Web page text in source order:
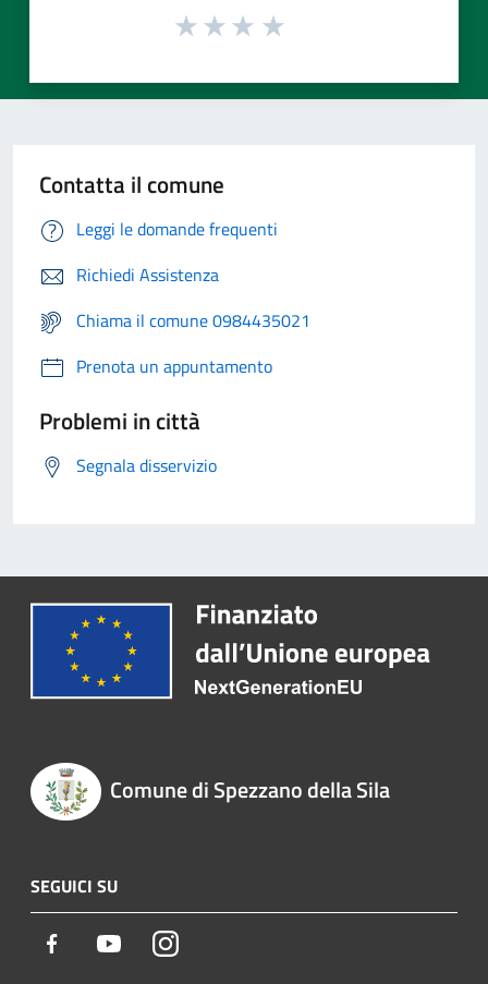
Contatta il comune
Leggi le domande frequenti
Richiedi Assistenza
Chiama il comune 0984435021
Prenota un appuntamento
Problemi in città
Segnala disservizio
Comune di Spezzano della Sila
SEGUICI SU
Facebook YoutubeInstagram